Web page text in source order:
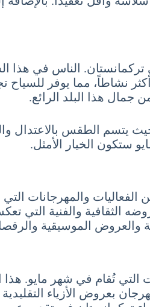
تركمانستان. الناس في
أكثر نشاطاً، مما يوفر
هذا البلد الرائع.
حيث يتسم الطقس
ستكون الخيار الأمثل.
الفعاليات والمهرجانات
الثقافية والفنية
والعروض الموسيقية
التي تُقام في شهر مايو.
بعروض الأزياء